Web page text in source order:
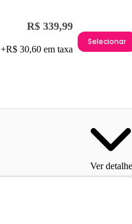
R$ 339,99
+R$ 30,60 em taxa
Selecionar
Ver